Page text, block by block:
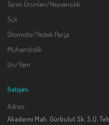
Tarım Ürünleri/Hayvancılık
Süt
Otomotiv/Yedek Parça
Mühendislik
Un/Yem
İletişim
Adres:
Akademi Mah. Gürbulut Sk. S.Ü.